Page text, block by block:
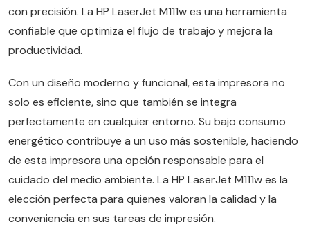
con precisión. La HP LaserJet M111w es una herramienta
confiable que optimiza el flujo de trabajo y mejora la
productividad.
Con un diseño moderno y funcional, esta impresora no
solo es eficiente, sino que también se integra
perfectamente en cualquier entorno. Su bajo consumo
energético contribuye a un uso más sostenible, haciendo
de esta impresora una opción responsable para el
cuidado del medio ambiente. La HP LaserJet M111w es la
elección perfecta para quienes valoran la calidad y la
conveniencia en sus tareas de impresión.